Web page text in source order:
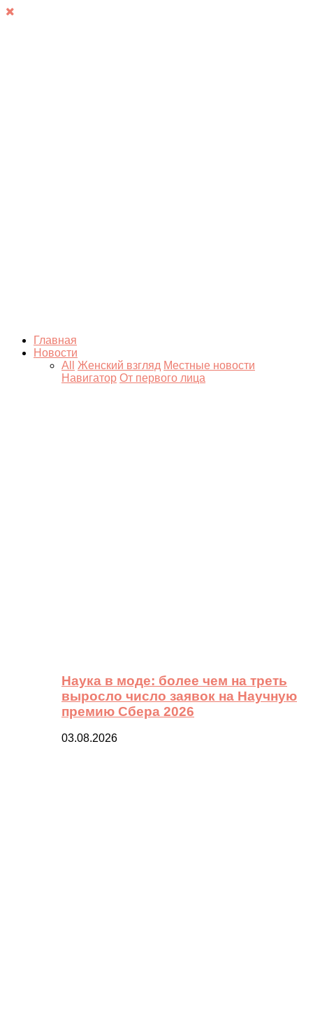
Главная
Новости
All
Женский взгляд Местные новости
Навигатор От первого лица
Наука в моде: более чем на треть
выросло число заявок на Научную
премию Сбера 2026
03.08.2026